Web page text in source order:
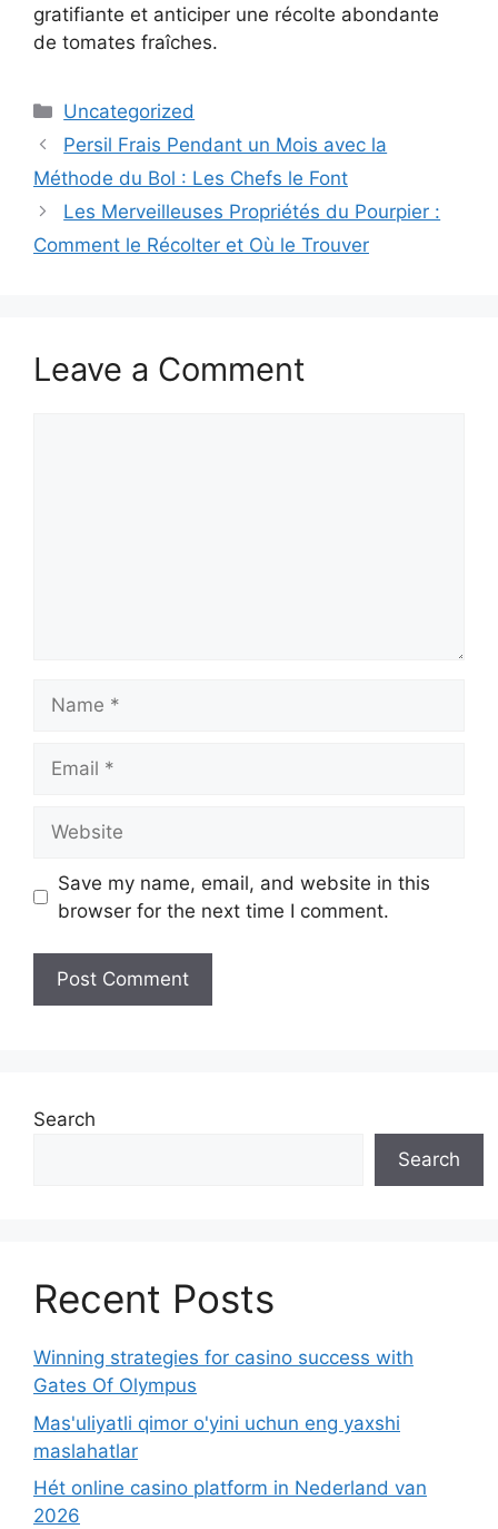
gratifiante et anticiper une récolte abondante
de tomates fraîches.
Categories
Uncategorized
Persil Frais Pendant un Mois avec la
Méthode du Bol : Les Chefs le Font
Les Merveilleuses Propriétés du Pourpier :
Comment le Récolter et Où le Trouver
Leave a Comment
Save my name, email, and website in this
browser for the next time I comment.
Search
Search
Recent Posts
Winning strategies for casino success with
Gates Of Olympus
Mas'uliyatli qimor o'yini uchun eng yaxshi
maslahatlar
Hét online casino platform in Nederland van
2026